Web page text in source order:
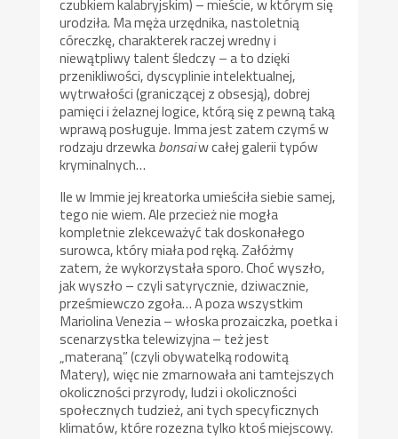
czubkiem kalabryjskim) – mieście, w którym się
urodziła. Ma męża urzędnika, nastoletnią
córeczkę, charakterek raczej wredny i
niewątpliwy talent śledczy – a to dzięki
przenikliwości, dyscyplinie intelektualnej,
wytrwałości (graniczącej z obsesją), dobrej
pamięci i żelaznej logice, którą się z pewną taką
wprawą posługuje. Imma jest zatem czymś w
rodzaju drzewkabonsaiw całej galerii typów
kryminalnych…
Ile w Immie jej kreatorka umieściła siebie samej,
tego nie wiem. Ale przecież nie mogła
kompletnie zlekceważyć tak doskonałego
surowca, który miała pod ręką. Załóżmy
zatem, że wykorzystała sporo. Choć wyszło,
jak wyszło – czyli satyrycznie, dziwacznie,
prześmiewczo zgoła… A poza wszystkim
Mariolina Venezia – włoska prozaiczka, poetka i
scenarzystka telewizyjna – też jest
„materaną” (czyli obywatelką rodowitą
Matery), więc nie zmarnowała ani tamtejszych
okoliczności przyrody, ludzi i okoliczności
społecznych tudzież, ani tych specyficznych
klimatów, które rozezna tylko ktoś miejscowy.